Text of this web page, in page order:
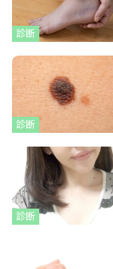
診断
診断
診断